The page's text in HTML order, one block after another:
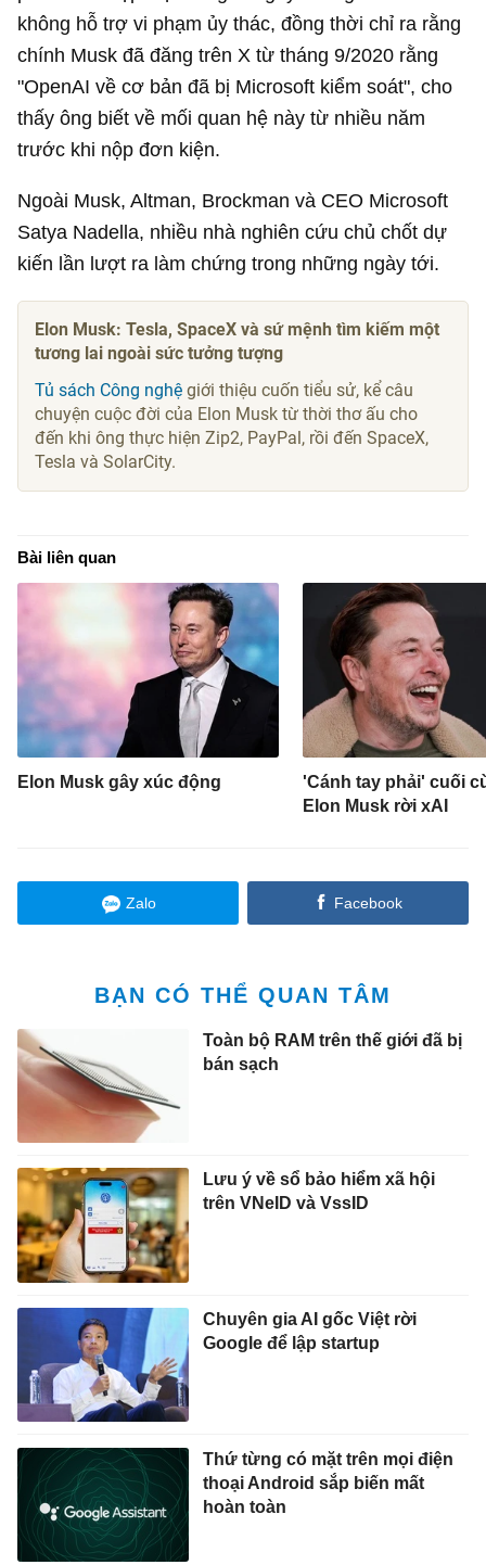
không hỗ trợ vi phạm ủy thác, đồng thời chỉ ra rằng
chính Musk đã đăng trên X từ tháng 9/2020 rằng
"OpenAI về cơ bản đã bị Microsoft kiểm soát", cho
thấy ông biết về mối quan hệ này từ nhiều năm
trước khi nộp đơn kiện.
Ngoài Musk, Altman, Brockman và CEO Microsoft
Satya Nadella, nhiều nhà nghiên cứu chủ chốt dự
kiến lần lượt ra làm chứng trong những ngày tới.
Elon Musk: Tesla, SpaceX và sứ mệnh tìm kiếm một
tương lai ngoài sức tưởng tượng
Tủ sách Công nghệ giới thiệu cuốn tiểu sử, kể câu
chuyện cuộc đời của Elon Musk từ thời thơ ấu cho
đến khi ông thực hiện Zip2, PayPal, rồi đến SpaceX,
Tesla và SolarCity.
Bài liên quan
Elon Musk gây xúc động
'Cánh tay phải' cuối
Elon Musk rời xAI
Zalo Facebook
BẠN CÓ THỂ QUAN TÂM
Toàn bộ RAM trên thế giới đã bị
bán sạch
Lưu ý về sổ bảo hiểm xã hội
trên VNeID và VssID
Chuyên gia AI gốc Việt rời
Google để lập startup
Thứ từng có mặt trên mọi điện
thoại Android sắp biến mất
hoàn toàn